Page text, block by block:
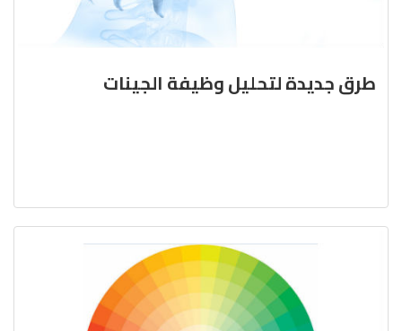
طرق جديدة لتحليل وظيفة الجينات